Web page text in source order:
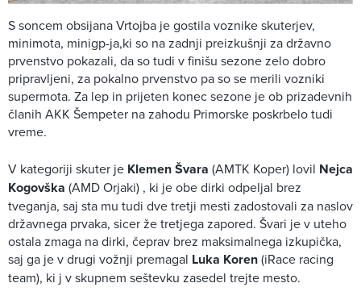
S soncem obsijana Vrtojba je gostila voznike skuterjev,
minimota, minigp-ja,ki so na zadnji preizkušnji za državno
prvenstvo pokazali, da so tudi v finišu sezone zelo dobro
pripravljeni, za pokalno prvenstvo pa so se merili vozniki
supermota. Za lep in prijeten konec sezone je ob prizadevnih
članih AKK Šempeter na zahodu Primorske poskrbelo tudi
vreme.
V kategoriji skuter je Klemen Švara (AMTK Koper) lovil Nejca
Kogovška (AMD Orjaki) , ki je obe dirki odpeljal brez
tveganja, saj sta mu tudi dve tretji mesti zadostovali za naslov
državnega prvaka, sicer že tretjega zapored. Švari je v uteho
ostala zmaga na dirki, čeprav brez maksimalnega izkupička,
saj ga je v drugi vožnji premagal Luka Koren(iRace racing
team), ki j v skupnem seštevku zasedel trejte mesto.